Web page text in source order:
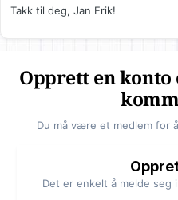
Takk til deg, Jan Erik!
Opprett en
Du må være et medlem for
Det er enkelt å melde